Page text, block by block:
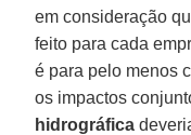
em consideração
feito para cada
é para pelo menos
os impactos
hidrográfica